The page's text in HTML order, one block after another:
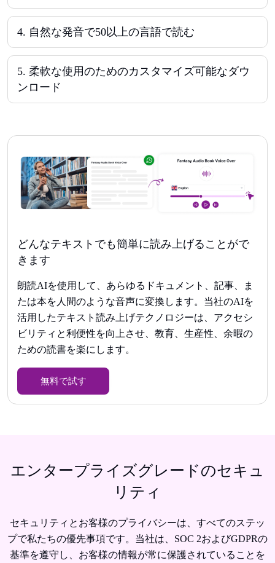
4. 自然な発音で50以上の言語で読む
5. 柔軟な使用のためのカスタマイズ可能なダウ
ンロード
どんなテキストでも簡単に読み上げることがで
きます
朗読AIを使用して、あらゆるドキュメント、記事、ま
たは本を人間のような音声に変換します。当社のAIを
活用したテキスト読み上げテクノロジーは、アクセシ
ビリティと利便性を向上させ、教育、生産性、余暇の
ための読書を楽にします。
無料で試す
エンタープライズグレードのセキュ
リティ
セキュリティとお客様のプライバシーは、すべてのステッ
プで私たちの優先事項です。当社は、SOC 2およびGDPRの
基準を遵守し、お客様の情報が常に保護されていることを